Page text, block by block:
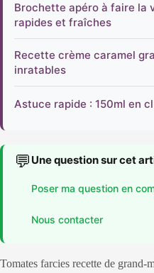
Brochette apéro à faire la
rapides et fraîches
Recette crème caramel
inratables
Astuce rapide : 150ml en
💬 Une question sur cet
Poser ma question en
Nous contacter
Tomates farcies recette de grand-